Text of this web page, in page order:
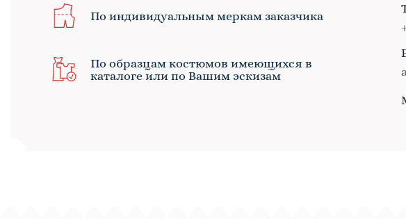
По индивидуальным меркам заказчика
По образцам костюмов имеющихся в
каталоге или по Вашим эскизам